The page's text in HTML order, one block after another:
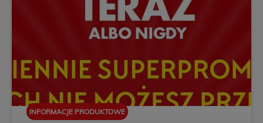
INFORMACJE PRODUKTOWE